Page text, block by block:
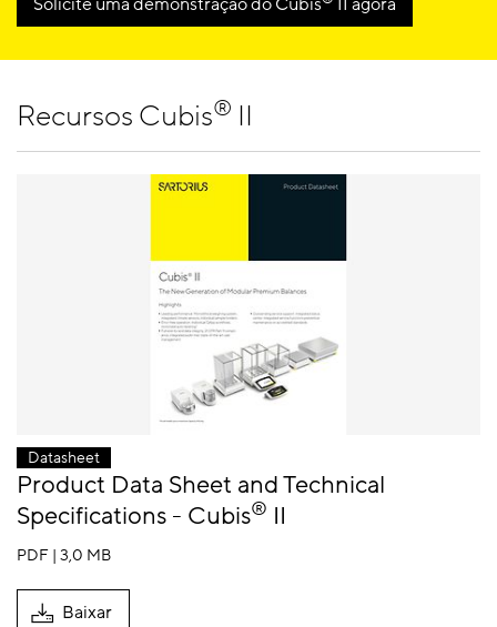
Recursos Cubis® II
Datasheet
Product Data Sheet and Technical
Specifications - Cubis® II
PDF | 3,0 MB
Baixar